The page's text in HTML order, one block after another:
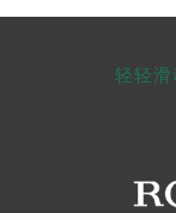
轻轻